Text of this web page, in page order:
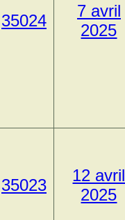
35024
7 avril
2025
35023
12 avril
2025